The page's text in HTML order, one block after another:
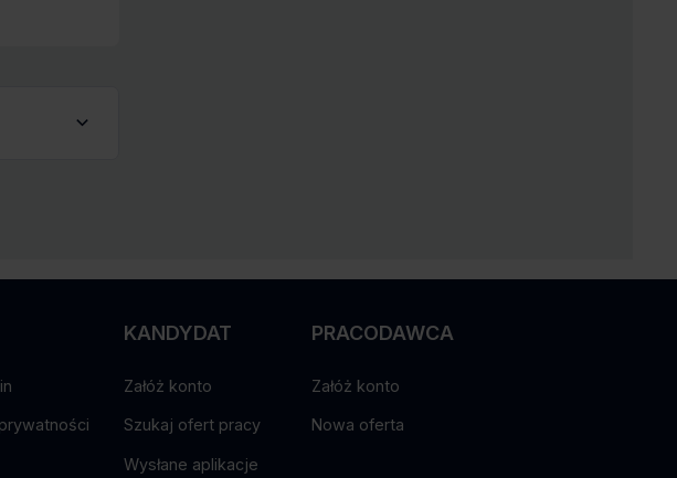
KANDYDAT
Załóż konto
Szukaj ofert pracy
Wysłane aplikacje
PRACODAWCA
Załóż konto
Nowa oferta